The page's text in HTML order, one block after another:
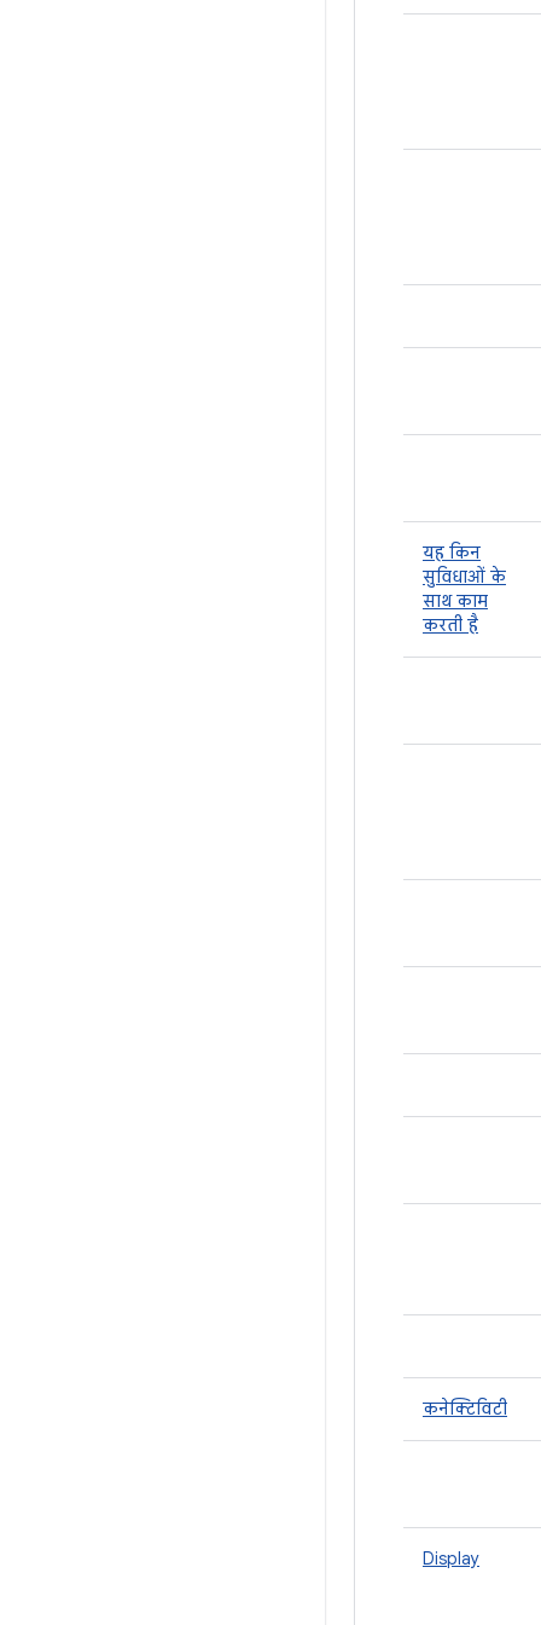
यह किन
सुविधाओं के
साथ काम
करती है
कनेक्टिविटी
Display